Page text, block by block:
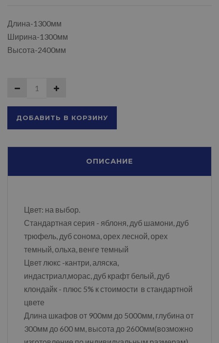
Длина-1300мм
Ширина-1300мм
Высота-2400мм
ДОБАВИТЬ В КОРЗИНУ
ОПИСАНИЕ
Цвет: на выбор.
Стандартная серия - яблоня, дуб шамони, дуб
трюфель, дуб сонома, орех лесной, орех
темный, ольха, венге темный
Цвет люкс -кантри, аляска,
индастриал,морас, дуб крафт белый, дуб
клондайк - плюс 5% к стоимости в стандартной
цвете
Длина шкафов от 900мм до 5000мм, глубина от
300мм до 600 мм, высота до 2600мм(возможно